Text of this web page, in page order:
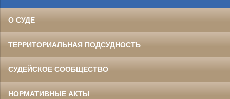
О СУДЕ
ТЕРРИТОРИАЛЬНАЯ ПОДСУДНОСТЬ
СУДЕЙСКОЕ СООБЩЕСТВО
НОРМАТИВНЫЕ АКТЫ